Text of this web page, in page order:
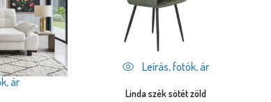
ár
Leírás, fotók, ár
Linda szék sötét zöld